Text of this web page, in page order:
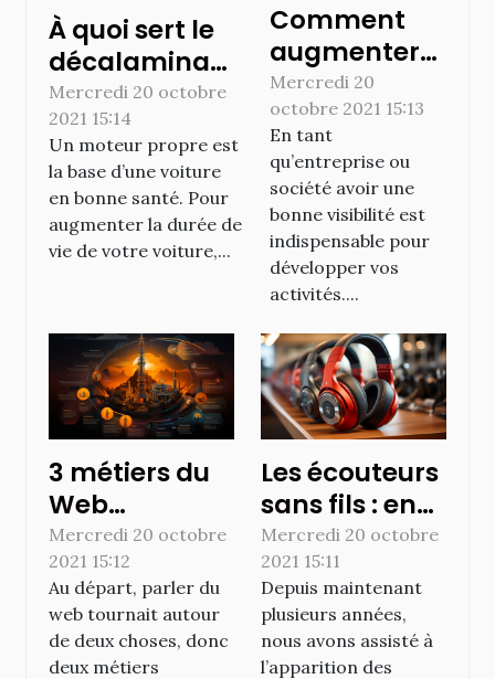
À quoi sert le
décalaminage
de moteur ?
Mercredi 20 octobre
2021 15:14
Un moteur propre est
la base d’une voiture
en bonne santé. Pour
augmenter la durée de
vie de votre voiture,...
Comment
augmenter
la visibilité de
votre
entreprise ?
Mercredi 20
octobre 2021 15:13
En tant
qu’entreprise ou
société avoir une
bonne visibilité est
indispensable pour
développer vos
activités....
3 métiers du
Web
accessible à
tous
Mercredi 20 octobre
2021 15:12
Au départ, parler du
web tournait autour
de deux choses, donc
deux métiers
Les écouteurs
sans fils : en
savoir plus
Mercredi 20 octobre
2021 15:11
Depuis maintenant
plusieurs années,
nous avons assisté à
l’apparition des